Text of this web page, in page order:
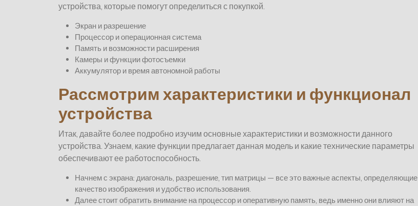
устройства, которые помогут определиться с покупкой.
Экран и разрешение
Процессор и операционная система
Память и возможности расширения
Камеры и функции фотосъемки
Аккумулятор и время автономной работы
Рассмотрим характеристики и функционал
устройства
Итак, давайте более подробно изучим основные характеристики и возможности данного
устройства. Узнаем, какие функции предлагает данная модель и какие технические параметры
обеспечивают ее работоспособность.
Начнем с экрана: диагональ, разрешение, тип матрицы — все это важные аспекты, определяющие
качество изображения и удобство использования.
Далее стоит обратить внимание на процессор и оперативную память, ведь именно они влияют на